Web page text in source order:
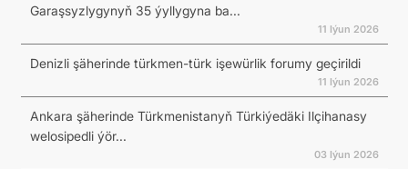
Garaşsyzlygynyň 35 ýyllygyna ba...
11 Iýun 2026
Denizli şäherinde türkmen-türk işewürlik forumy geçirildi
11 Iýun 2026
Ankara şäherinde Türkmenistanyň Türkiýedäki Ilçihanasy
welosipedli ýör...
03 Iýun 2026